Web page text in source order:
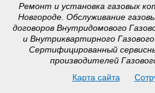
Ремонт и установка газовых
Новгороде. Обслуживание
договоров Внутридомового
и Внутриквартирного
Сертифицированный
производителей
Карта сайта